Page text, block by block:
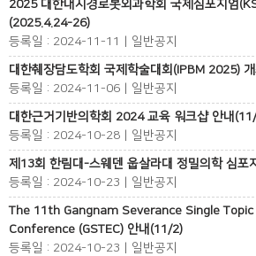
2025 대한내시경로봇외과학회 국제심포지엄
(2025.4.24-26)
등록일 : 2024-11-11 | 일반공지
대한췌장담도학회 국제학술대회(IPBM 2025) 개
등록일 : 2024-11-06 | 일반공지
대한근거기반의학회 2024 교육 워크샵 안내
등록일 : 2024-10-28 | 일반공지
제13회 한림대-스웨덴 웁살라대 정밀의학 심포
등록일 : 2024-10-23 | 일반공지
The 11th Gangnam Severance Single
Conference (GSTEC) 안내(11/2)
등록일 : 2024-10-23 | 일반공지